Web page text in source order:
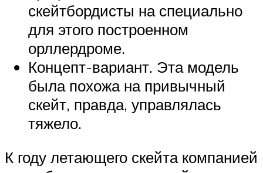
скейтбордисты на специально
для этого построенном
орллердроме.
Концепт-вариант. Эта модель
была похожа на привычный
скейт, правда, управлялась
тяжело.
К году летающего скейта компанией